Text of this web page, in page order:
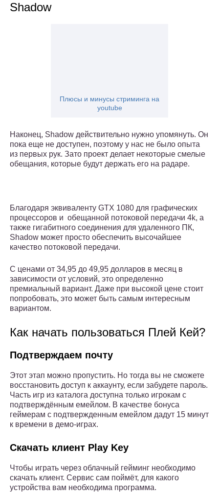
Shadow
Плюсы и минусы стриминга на
youtube
Наконец, Shadow действительно нужно упомянуть. Он
пока еще не доступен, поэтому у нас не было опыта
из первых рук. Зато проект делает некоторые смелые
обещания, которые будут держать его на радаре.
Благодаря эквиваленту GTX 1080 для графических
процессоров и обещанной потоковой передачи 4k, а
также гигабитного соединения для удаленного ПК,
Shadow может просто обеспечить высочайшее
качество потоковой передачи.
С ценами от 34,95 до 49,95 долларов в месяц в
зависимости от условий, это определенно
премиальный вариант. Даже при высокой цене стоит
попробовать, это может быть самым интересным
вариантом.
Как начать пользоваться Плей Кей?
Подтверждаем почту
Этот этап можно пропустить. Но тогда вы не сможете
восстановить доступ к аккаунту, если забудете пароль.
Часть игр из каталога доступна только игрокам с
подтверждённым емейлом. В качестве бонуса
геймерам с подтвержденным емейлом дадут 15 минут
к времени в демо-играх.
Скачать клиент Play Key
Чтобы играть через облачный гейминг необходимо
скачать клиент. Сервис сам поймёт, для какого
устройства вам необходима программа.